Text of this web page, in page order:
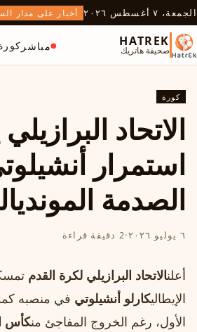
الجمعة، ٧ أغسطس ٢٠٢٦ أخبار على مدار
HATREK
صحيفة هاتريك مباشر
كورة
الاتحاد
استمرار
الصدمة
٦ يوليو ٢٠٢٦ ·2 دقيقة قراءة
أعلنالاتحاد البرازيلي لكرة القدم
الإيطاليكارلو أنشيلوتي في منصبه
الأول، رغم الخروج المفاجئ منكأس